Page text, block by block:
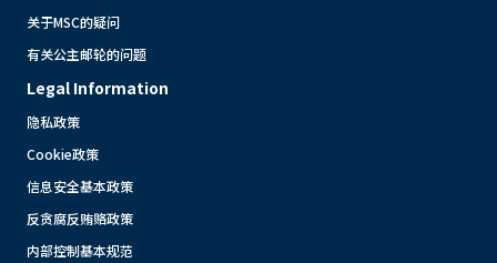
关于MSC的疑问
有关公主邮轮的问题
Legal Information
隐私政策
Cookie政策
信息安全基本政策
反贪腐反贿赂政策
内部控制基本规范